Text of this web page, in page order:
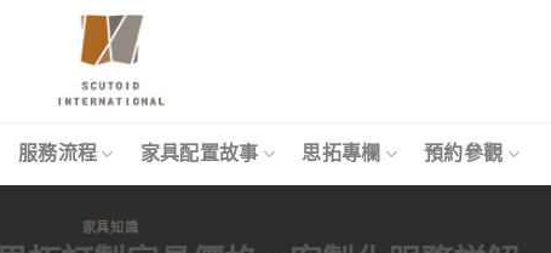
服務流程 家具配置故事 思拓專欄 預約參觀
家具知識